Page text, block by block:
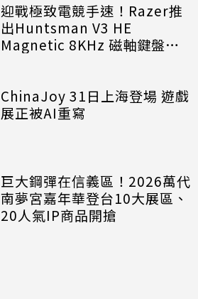
迎戰極致電競手速！Razer推
出Huntsman V3 HE
Magnetic 8KHz 磁軸鍵盤效
ChinaJoy 31日上海登場 遊戲
展正被AI重寫
巨大鋼彈在信義區！2026萬代
南夢宮嘉年華登台10大展區、
20人氣IP商品開搶